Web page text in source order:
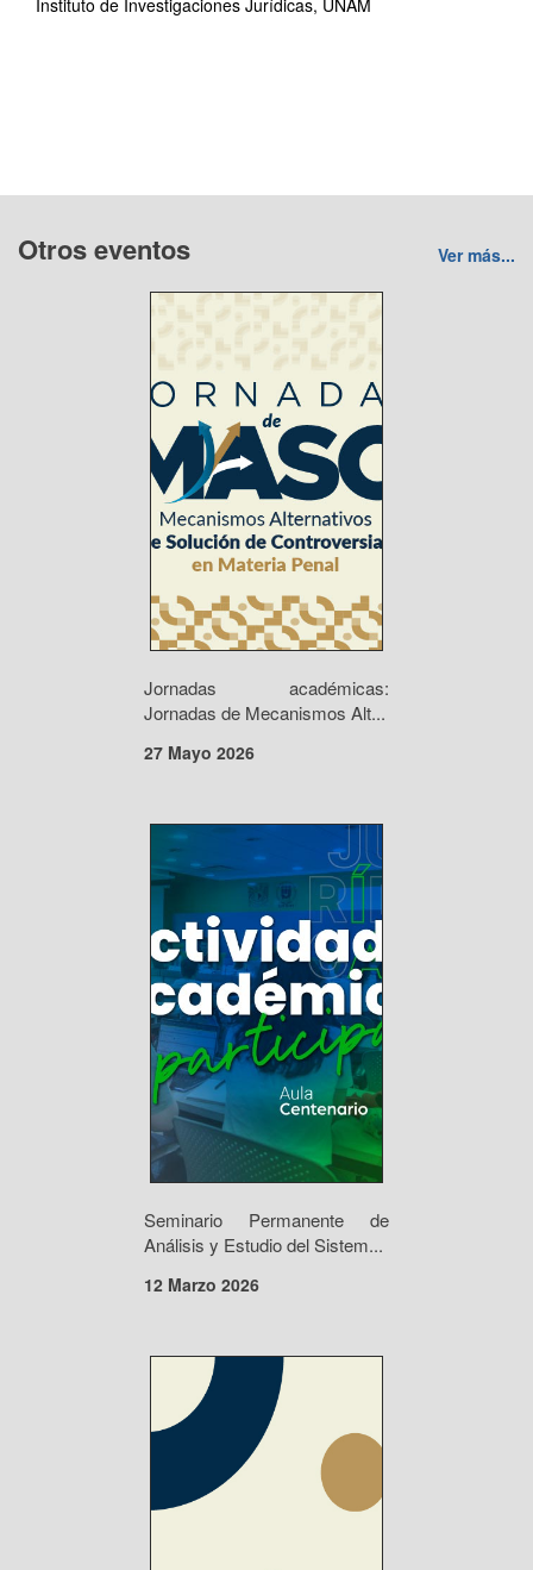
Instituto de Investigaciones Jurídicas, UNAM
Otros eventos Ver más...
Jornadas académicas:
Jornadas de Mecanismos Alt...
27 Mayo 2026
Seminario Permanente de
Análisis y Estudio del Sistem...
12 Marzo 2026